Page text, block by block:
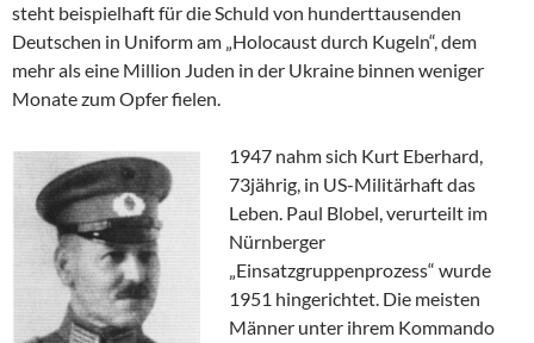
steht beispielhaft für die Schuld von hunderttausenden
Deutschen in Uniform am „Holocaust durch Kugeln“, dem
mehr als eine Million Juden in der Ukraine binnen weniger
Monate zum Opfer fielen.
1947 nahm sich Kurt Eberhard,
73jährig, in US-Militärhaft das
Leben. Paul Blobel, verurteilt im
Nürnberger
„Einsatzgruppenprozess“ wurde
1951 hingerichtet. Die meisten
Männer unter ihrem Kommando